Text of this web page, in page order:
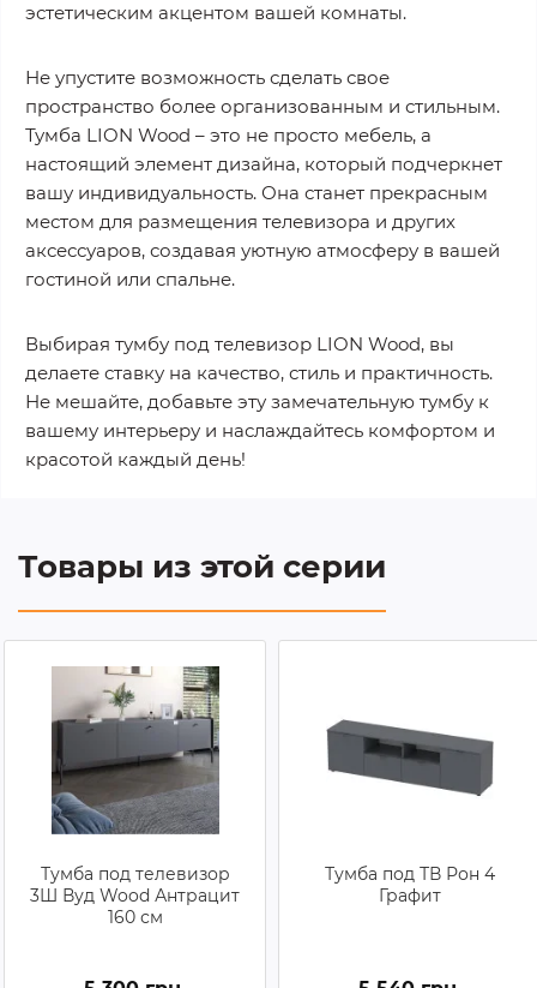
эстетическим акцентом вашей комнаты.
Не упустите возможность сделать свое
пространство более организованным и стильным.
Тумба LION Wood – это не просто мебель, а
настоящий элемент дизайна, который подчеркнет
вашу индивидуальность. Она станет прекрасным
местом для размещения телевизора и других
аксессуаров, создавая уютную атмосферу в вашей
гостиной или спальне.
Выбирая тумбу под телевизор LION Wood, вы
делаете ставку на качество, стиль и практичность.
Не мешайте, добавьте эту замечательную тумбу к
вашему интерьеру и наслаждайтесь комфортом и
красотой каждый день!
Товары из этой серии
Тумба под телевизор
3Ш Вуд Wood Антрацит
160 см
Тумба под ТВ Рон 4
Графит